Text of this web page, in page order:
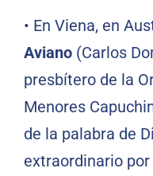
• En Viena, en
Aviano (Carlos
presbítero de la
Menores
de la palabra de
extraordinario